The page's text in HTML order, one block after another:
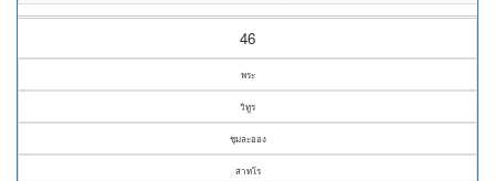
46
พระ
วิทูร
ชุมละออง
สาทโร